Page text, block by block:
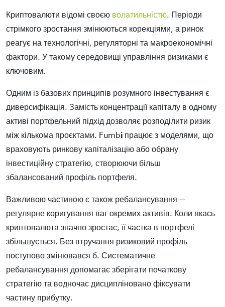
Криптовалюти відомі своєю волатильністю. Періоди
стрімкого зростання змінюються корекціями, а ринок
реагує на технологічні, регуляторні та макроекономічні
фактори. У такому середовищі управління ризиками є
ключовим.
Одним із базових принципів розумного інвестування є
диверсифікація. Замість концентрації капіталу в одному
активі портфельний підхід дозволяє розподілити ризик
між кількома проєктами. Fumbi працює з моделями, що
враховують ринкову капіталізацію або обрану
інвестиційну стратегію, створюючи більш
збалансований профіль портфеля.
Важливою частиною є також ребалансування —
регулярне коригування ваг окремих активів. Коли якась
криптовалюта значно зростає, її частка в портфелі
збільшується. Без втручання ризиковий профіль
поступово змінювався б. Систематичне
ребалансування допомагає зберігати початкову
стратегію та водночас дисципліновано фіксувати
частину прибутку.